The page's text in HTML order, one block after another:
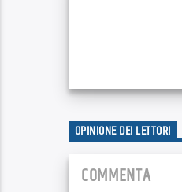
OPINIONE DEI LETTORI
COMMENTA